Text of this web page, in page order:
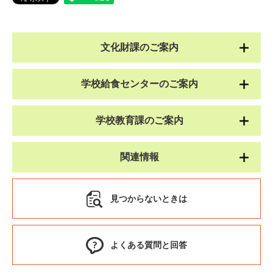
文化財課のご案内
学校給食センターのご案内
学校教育課のご案内
関連情報
見つからないときは
よくある質問と回答